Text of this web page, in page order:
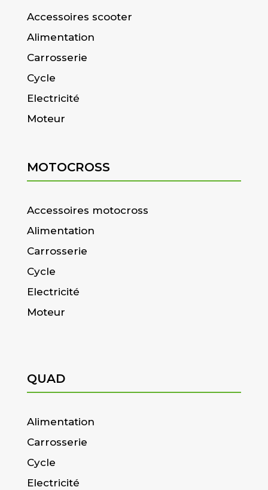
Accessoires scooter
Alimentation
Carrosserie
Cycle
Electricité
Moteur
MOTOCROSS
Accessoires motocross
Alimentation
Carrosserie
Cycle
Electricité
Moteur
QUAD
Alimentation
Carrosserie
Cycle
Electricité